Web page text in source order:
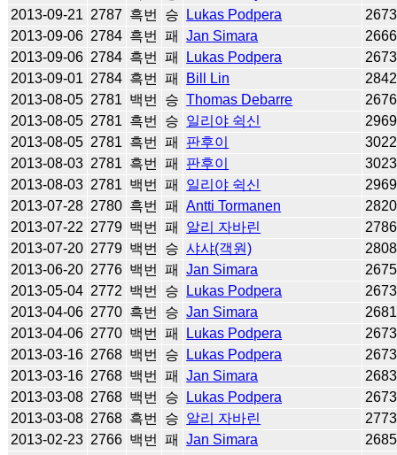
2013-09-21 2787 흑번 승 Lukas Podpera
2673
2013-09-06 2784 흑번 패 Jan Simara
2666
2013-09-06 2784 흑번 패 Lukas Podpera
2673
2013-09-01 2784 흑번 패 Bill Lin
2842
2013-08-05 2781 백번 승 Thomas Debarre
2676
2013-08-05 2781 흑번 승 일리야 쉭신
2969
2013-08-05 2781 흑번 패 판후이
3022
2013-08-03 2781 흑번 패 판후이
3023
2013-08-03 2781 백번 패 일리야 쉭신
2969
2013-07-28 2780 흑번 패 Antti Tormanen
2820
2013-07-22 2779 백번 패 알리 자바린
2786
2013-07-20 2779 백번 승 샤샤(객원)
2808
2013-06-20 2776 백번 패 Jan Simara
2675
2013-05-04 2772 백번 승 Lukas Podpera
2673
2013-04-06 2770 흑번 승 Jan Simara
2681
2013-04-06 2770 백번 패 Lukas Podpera
2673
2013-03-16 2768 백번 승 Lukas Podpera
2673
2013-03-16 2768 백번 패 Jan Simara
2683
2013-03-08 2768 백번 승 Lukas Podpera
2673
2013-03-08 2768 흑번 승 알리 자바린
2773
2013-02-23 2766 백번 패 Jan Simara
2685